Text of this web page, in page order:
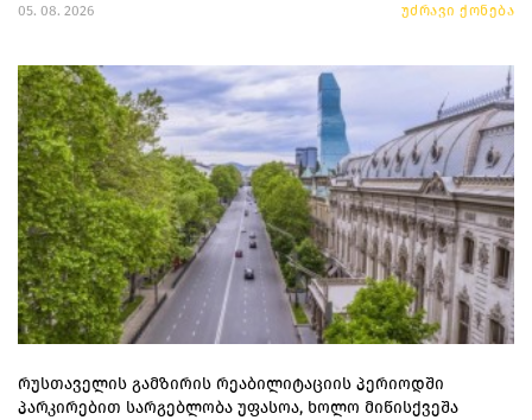
05. 08. 2026 უძრავი ქონება
რუსთაველის გამზირის რეაბილიტაციის პერიოდში
პარკირებით სარგებლობა უფასოა, ხოლო მიწისქვეშა